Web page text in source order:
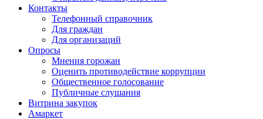
Контакты
Телефонный справочник
Для граждан
Для организаций
Опросы
Мнения горожан
Оценить противодействие коррупции
Общественное голосование
Публичные слушания
Витрина закупок
Амаркет